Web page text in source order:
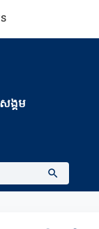
ង្គម